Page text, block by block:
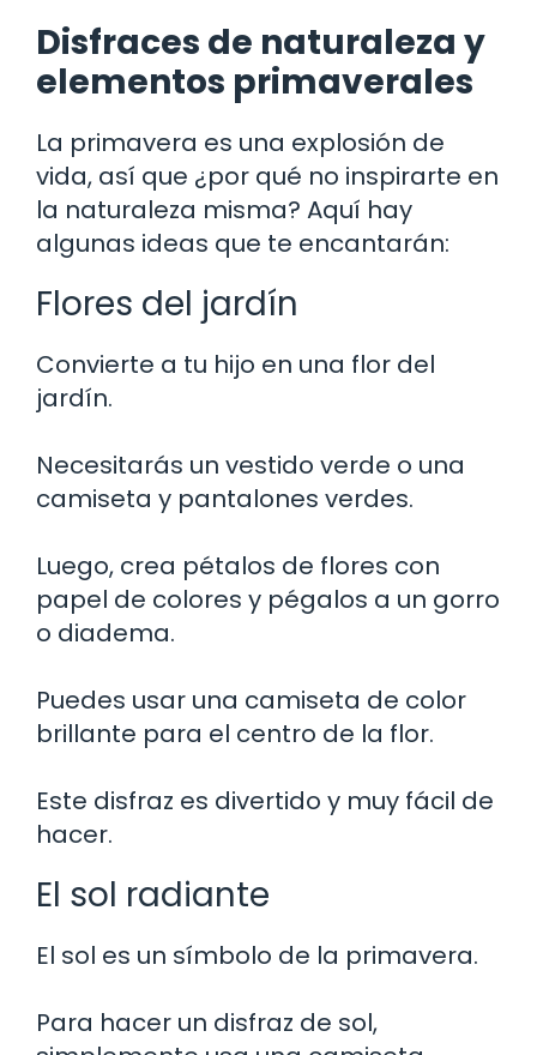
Disfraces de naturaleza y
elementos primaverales
La primavera es una explosión de
vida, así que ¿por qué no inspirarte en
la naturaleza misma? Aquí hay
algunas ideas que te encantarán:
Flores del jardín
Convierte a tu hijo en una flor del
jardín.
Necesitarás un vestido verde o una
camiseta y pantalones verdes.
Luego, crea pétalos de flores con
papel de colores y pégalos a un gorro
o diadema.
Puedes usar una camiseta de color
brillante para el centro de la flor.
Este disfraz es divertido y muy fácil de
hacer.
El sol radiante
El sol es un símbolo de la primavera.
Para hacer un disfraz de sol,